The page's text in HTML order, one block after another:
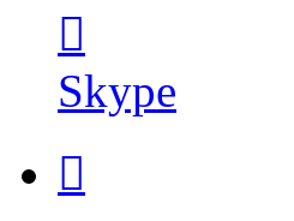
пользователя
Kirilliq
Skype